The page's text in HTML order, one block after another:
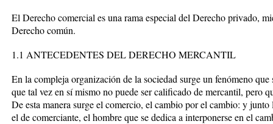
El Derecho comercial es una rama especial del Derecho privado,
Derecho común.
1.1 ANTECEDENTES DEL DERECHO MERCANTIL
En la compleja organización de la sociedad surge un fenómeno
que tal vez en sí mismo no puede ser calificado de mercantil, pero
De esta manera surge el comercio, el cambio por el cambio: y
el de comerciante, el hombre que se dedica a interponerse en el